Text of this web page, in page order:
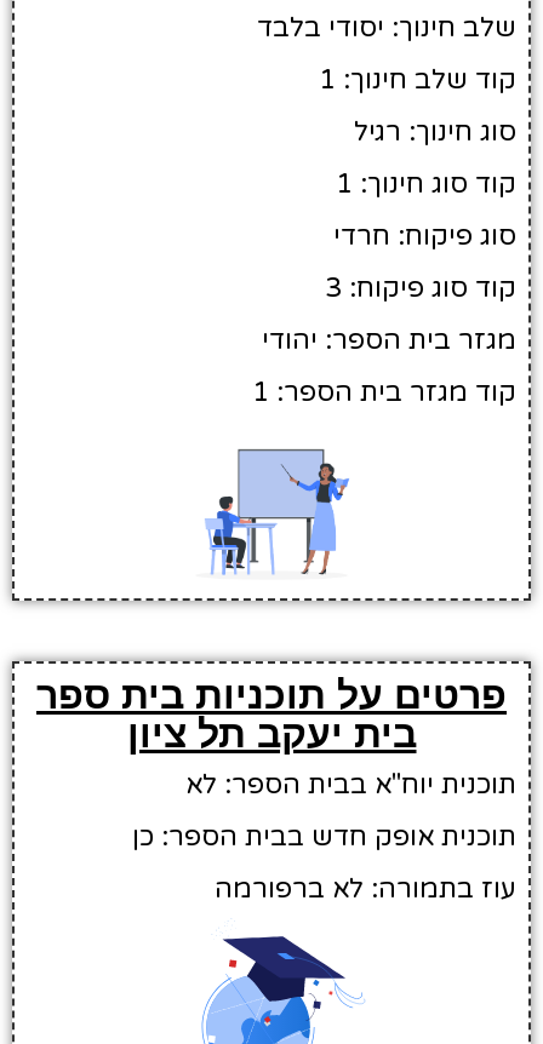
שלב חינוך: יסודי בלבד
קוד שלב חינוך: 1
סוג חינוך: רגיל
קוד סוג חינוך: 1
סוג פיקוח: חרדי
קוד סוג פיקוח: 3
מגזר בית הספר: יהודי
קוד מגזר בית הספר: 1
פרטים על תוכניות בית ספר
בית יעקב תל ציון
תוכנית יוח"א בבית הספר: לא
תוכנית אופק חדש בבית הספר: כן
עוז בתמורה: לא ברפורמה